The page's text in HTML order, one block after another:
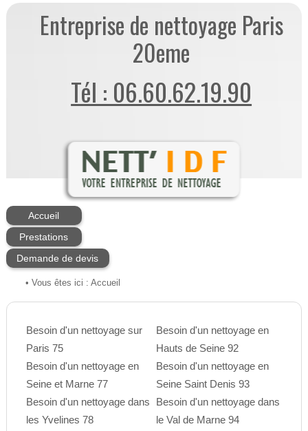
Entreprise de nettoyage Paris
20eme
Tél : 06.60.62.19.90
Accueil
Prestations
Demande de devis
• Vous êtes ici : Accueil
Besoin d'un nettoyage sur
Paris 75
Besoin d'un nettoyage en
Seine et Marne 77
Besoin d'un nettoyage dans
les Yvelines 78
Besoin d'un nettoyage en
Hauts de Seine 92
Besoin d'un nettoyage en
Seine Saint Denis 93
Besoin d'un nettoyage dans
le Val de Marne 94